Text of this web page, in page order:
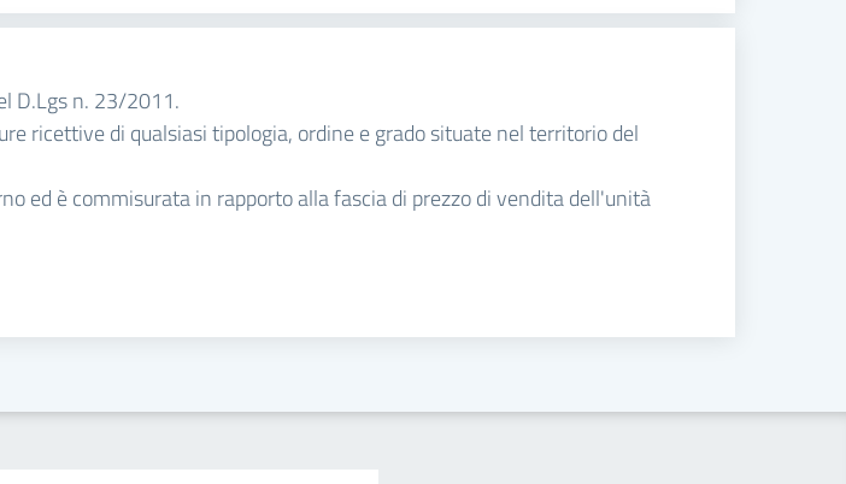
D.Lgs n. 23/2011.
ricettive di qualsiasi tipologia, ordine e grado situate nel territorio del
ed è commisurata in rapporto alla fascia di prezzo di vendita dell'unità